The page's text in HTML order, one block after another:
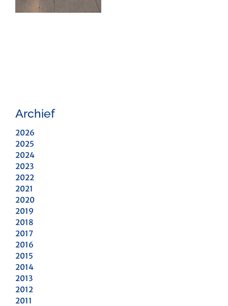
Archief
2026
2025
2024
2023
2022
2021
2020
2019
2018
2017
2016
2015
2014
2013
2012
2011